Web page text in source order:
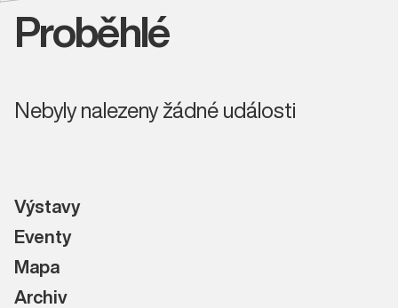
Proběhlé
Nebyly nalezeny žádné události
Výstavy
Eventy
Mapa
Archiv